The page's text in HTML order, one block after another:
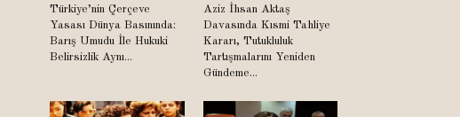
Türkiye’nin Çerçeve
Yasası Dünya Basınında:
Barış Umudu İle Hukuki
Belirsizlik Aynı...
Aziz İhsan Aktaş
Davasında Kısmi Tahliye
Kararı, Tutukluluk
Tartışmalarını Yeniden
Gündeme...